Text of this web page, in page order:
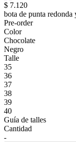
$ 7.120
bota de punta redonda
Pre-order
Color
Chocolate
Negro
Talle
35
36
37
38
39
40
Guía de talles
Cantidad
-